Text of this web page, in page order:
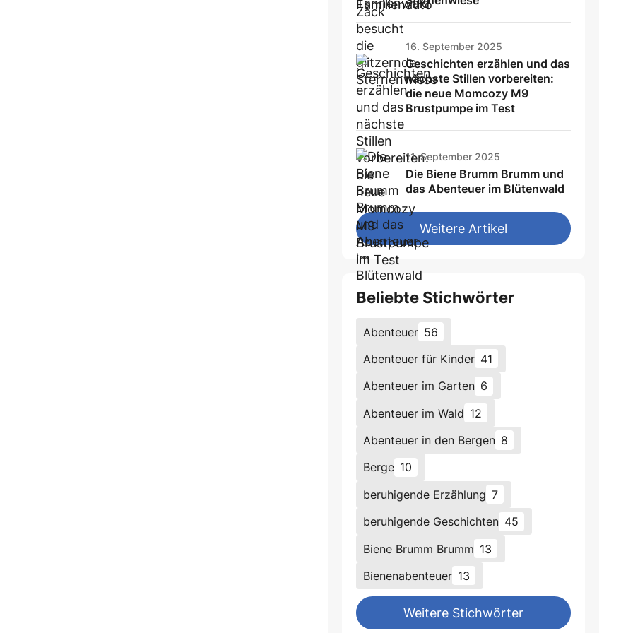
16. September 2025
Geschichten erzählen und das
nächste Stillen vorbereiten:
die neue Momcozy M9
Brustpumpe im Test
11. September 2025
Die Biene Brumm Brumm und
das Abenteuer im Blütenwald
Weitere Artikel
Beliebte Stichwörter
Abenteuer 56
Abenteuer für Kinder 41
Abenteuer im Garten 6
Abenteuer im Wald 12
Abenteuer in den Bergen 8
Berge 10
beruhigende Erzählung 7
beruhigende Geschichten 45
Biene Brumm Brumm 13
Bienenabenteuer 13
Weitere Stichwörter